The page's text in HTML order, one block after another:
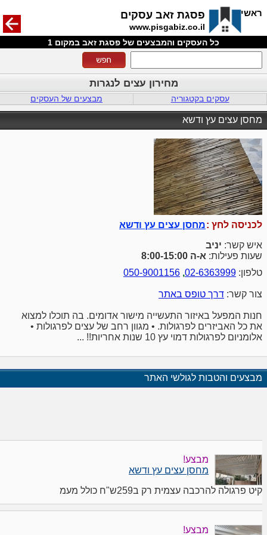
פסגת זאב עסקים
www.pisgabiz.co.il
ראשי
כל העסקים והמבצעים של פסגת זאב במקום 1
מחירון עצים לנגרות
עסקים בקטגוריה מבצעים של העסקים
מחסן עצים עץ ודשא
לכניסה לחץ :מחסן עצים עץ ודשא
איש קשר: יניב
שעות פעילות: א-ה 8:00-15:00
טלפון: 02-6363999
,
050-9001156
צור קשר: דרך טופס באתר
חנות המפעל באיזור התעשייה מישור אדומים. בה תוכלו למצוא
את כל האביזרים לפרגולות. • מגוון רחב של עצים לפרגולות •
אלומניום לפרגולות דמוי עץ 10 שנות אחריות!! ...
מבצעים והטבות לגולשי האתר
מבצע!
מחסן עצים עץ ודשא
קיט פרגולה להרכבה עצמית רק ב259ש"ח כולל מעמ
מבצע!